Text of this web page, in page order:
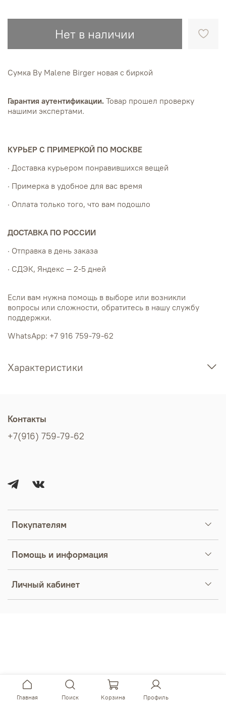
Нет в наличии
Сумка By Malene Birger новая с биркой
Гарантия аутентификации. Товар прошел проверку
нашими экспертами.
КУРЬЕР С ПРИМЕРКОЙ ПО МОСКВЕ
· Доставка курьером понравившихся вещей
· Примерка в удобное для вас время
· Оплата только того, что вам подошло
ДОСТАВКА ПО РОССИИ
· Отправка в день заказа
· СДЭК, Яндекс — 2-5 дней
Если вам нужна помощь в выборе или возникли
вопросы или сложности, обратитесь в нашу службу
поддержки.
WhatsApp: +7 916 759-79-62
Характеристики
Покупателям
Помощь и информация
Личный кабинет
Контакты
+7(916) 759-79-62
Главная Поиск Корзина Профиль